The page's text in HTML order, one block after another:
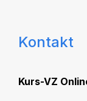
Kontakt
Kurs-VZ